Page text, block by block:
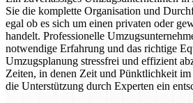
Sie die komplette Organisation und
egal ob es sich um einen privaten oder
handelt. Professionelle
notwendige Erfahrung und das richtige
Umzugsplanung stressfrei und effizient
Zeiten, in denen Zeit und Pünktlichkeit
die Unterstützung durch Experten ein